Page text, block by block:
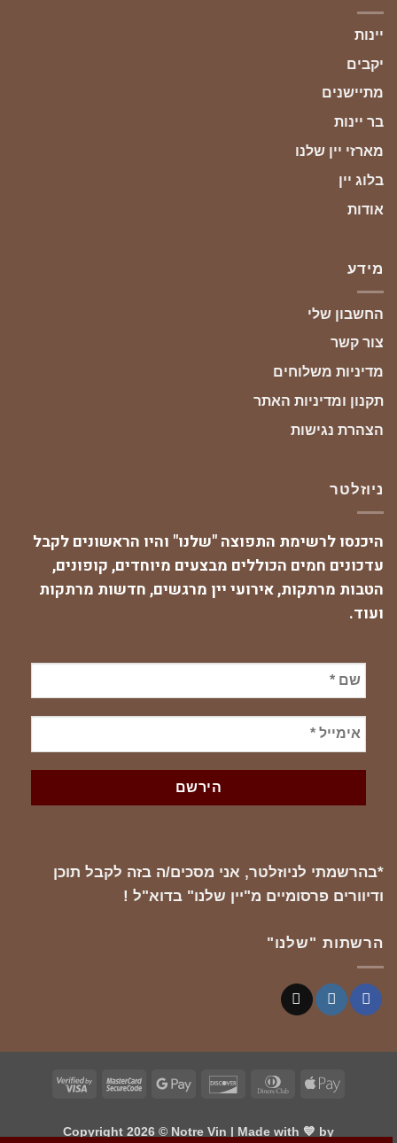
יינות
יקבים
מתיישנים
בר יינות
מארזי יין שלנו
בלוג יין
אודות
מידע
החשבון שלי
צור קשר
מדיניות משלוחים
תקנון ומדיניות האתר
הצהרת נגישות
ניוזלטר
היכנסו לרשימת התפוצה "שלנו" והיו הראשונים לקבל
עדכונים חמים הכוללים מבצעים מיוחדים, קופונים,
הטבות מרתקות, אירועי יין מרגשים, חדשות מרתקות
ועוד.
*בהרשמתי לניוזלטר, אני מסכים/ה בזה לקבל תוכן
ודיוורים פרסומיים מ"יין שלנו" בדוא"ל !
הרשתות "שלנו"
Apple
Dinners
Discover
Google
MasterCard
Visa
Copyright 2026 ©Notre Vin | Made with 💙 by